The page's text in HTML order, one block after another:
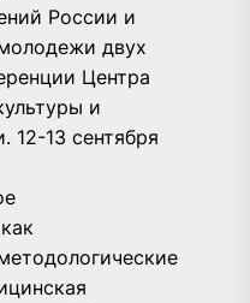
России и
двух
Центра
и
12-13 сентября